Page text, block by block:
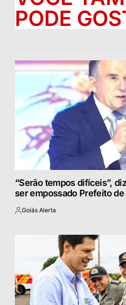
PODE
“Serão tempos difíceis”,
ser empossado Prefeito de
Postado
Goiás Alerta